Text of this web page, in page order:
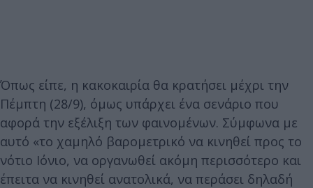
Όπως είπε, η κακοκαιρία θα κρατήσει μέχρι την
Πέμπτη (28/9), όμως υπάρχει ένα σενάριο που
αφορά την εξέλιξη των φαινομένων. Σύμφωνα με
αυτό «το χαμηλό βαρομετρικό να κινηθεί προς το
νότιο Ιόνιο, να οργανωθεί ακόμη περισσότερο και
έπειτα να κινηθεί ανατολικά, να περάσει δηλαδή